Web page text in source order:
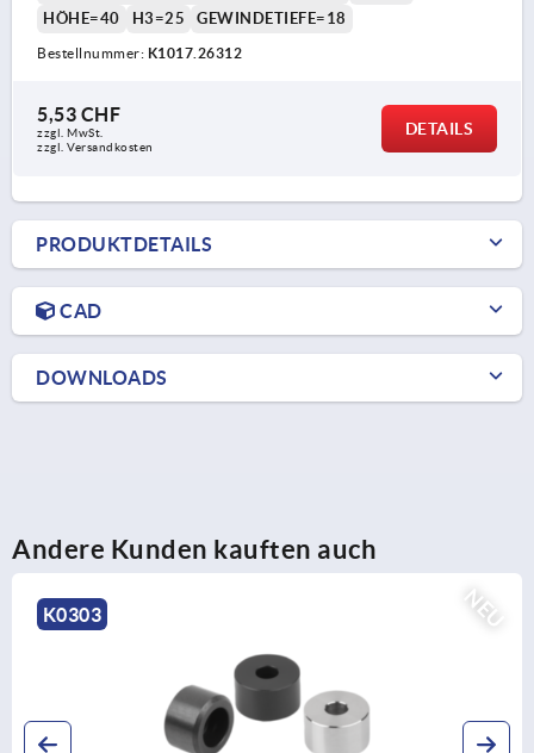
HÖHE=40
H3=25 GEWINDETIEFE=18
Bestellnummer: K1017.26312
5,53 CHF
zzgl. MwSt.
zzgl. Versandkosten
DETAILS
PRODUKTDETAILS
CAD
DOWNLOADS
Andere Kunden kauften auch
NEU